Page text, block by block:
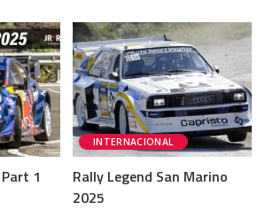
1
INTERNACIONAL
Rally Legend San Marino
2025